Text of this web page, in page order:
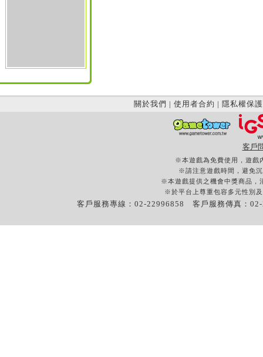
關於我們 | 使用者合約 | 隱私權保護
客戶
※本遊戲為免費使用，遊戲
※請注意遊戲時間，避免
※本遊戲提供之機會中獎商品，
※於平台上尊重包容多元性別
客戶服務專線：02-22996858 客戶服務傳真：